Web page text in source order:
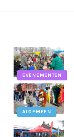
EVENEMENTEN
ALGEMEEN